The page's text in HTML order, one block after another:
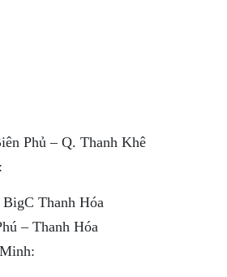
Phủ – Q. Thanh Khê
Thanh Hóa
– Thanh Hóa